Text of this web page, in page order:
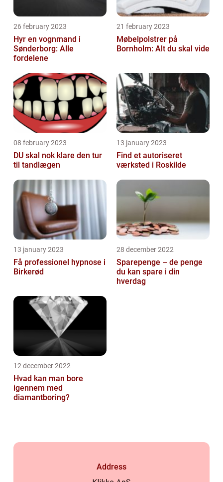
26 february 2023
Hyr en vognmand i
Sønderborg: Alle
fordelene
21 february 2023
Møbelpolstrer på
Bornholm: Alt du skal vide
08 february 2023
DU skal nok klare den tur
til tandlægen
13 january 2023
Find et autoriseret
værksted i Roskilde
13 january 2023
Få professionel hypnose i
Birkerød
28 december 2022
Sparepenge – de penge
du kan spare i din
hverdag
12 december 2022
Hvad kan man bore
igennem med
diamantboring?
Address